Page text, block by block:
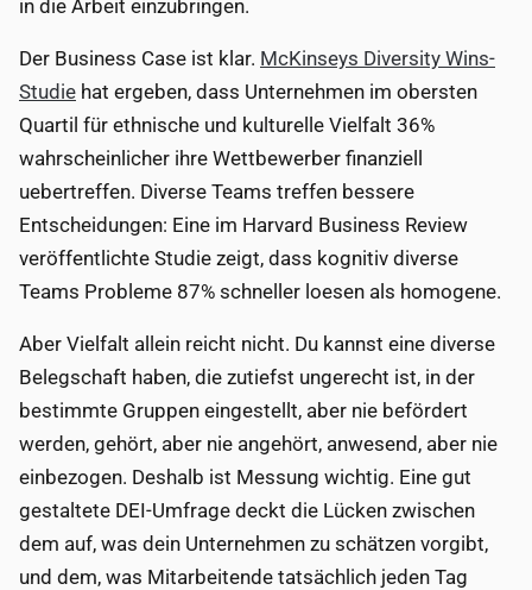
in die Arbeit einzubringen.
Der Business Case ist klar. McKinseys Diversity Wins-
Studie hat ergeben, dass Unternehmen im obersten
Quartil für ethnische und kulturelle Vielfalt 36%
wahrscheinlicher ihre Wettbewerber finanziell
uebertreffen. Diverse Teams treffen bessere
Entscheidungen: Eine im Harvard Business Review
veröffentlichte Studie zeigt, dass kognitiv diverse
Teams Probleme 87% schneller loesen als homogene.
Aber Vielfalt allein reicht nicht. Du kannst eine diverse
Belegschaft haben, die zutiefst ungerecht ist, in der
bestimmte Gruppen eingestellt, aber nie befördert
werden, gehört, aber nie angehört, anwesend, aber nie
einbezogen. Deshalb ist Messung wichtig. Eine gut
gestaltete DEI-Umfrage deckt die Lücken zwischen
dem auf, was dein Unternehmen zu schätzen vorgibt,
und dem, was Mitarbeitende tatsächlich jeden Tag